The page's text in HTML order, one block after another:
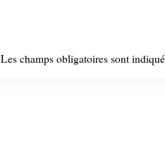
Les champs obligatoires sont